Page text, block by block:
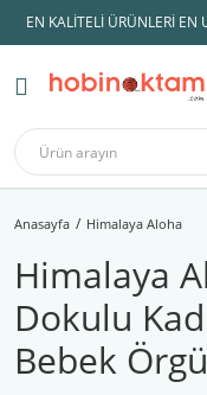
EN KALİTELİ ÜRÜNLERİ EN
Anasayfa Himalaya Aloha
Himalaya
Dokulu
Bebek
Geri Dön
AMİGURUMİ İPLERİ
Lady Yarn
Yarnart
Alize
Catania
Geri Dön
KADİFE İPLER
Himalaya kadife
Etrofil kadife
Geri Dön
ÖRGÜ İPLERİ
Koton İpler
Lif İpleri
Anchor Muline
Bebe Yünleri
Geri Dön
ŞİŞLER ve TIĞLAR
Tulip TIĞ
Knitpro
Örgü Şişi
İğne Çeşitleri
Geri Dön
AMİGURUMİ
Amigurumi Göz
Amigurumi Aksesuar
Amigurumi Burun
Emzik Zinciri Malzeme
Geri Dön
Hobi Malzemeleri
Çanta İpleri
Çanta Malzemeleri
Mezuralar
Patik Tabanları